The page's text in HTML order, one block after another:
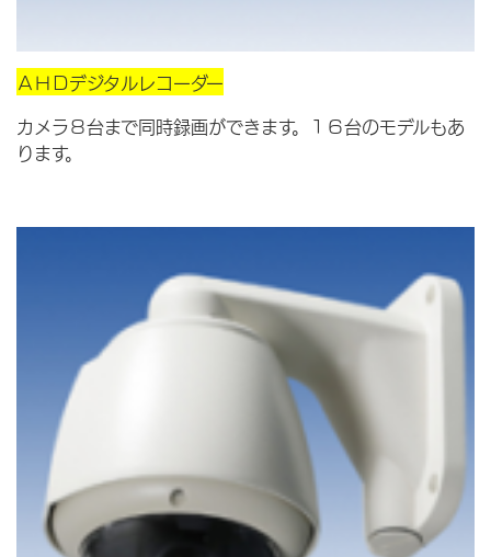
ＡＨＤデジタルレコーダー
カメラ８台まで同時録画ができます。１６台のモデルもあ
ります。